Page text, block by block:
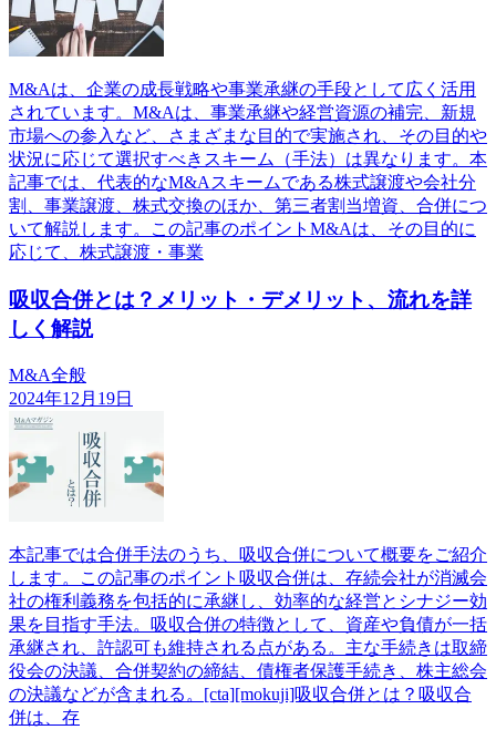
M&Aは、企業の成長戦略や事業承継の手段として広く活用
されています。M&Aは、事業承継や経営資源の補完、新規
市場への参入など、さまざまな目的で実施され、その目的や
状況に応じて選択すべきスキーム（手法）は異なります。本
記事では、代表的なM&Aスキームである株式譲渡や会社分
割、事業譲渡、株式交換のほか、第三者割当増資、合併につ
いて解説します。この記事のポイントM&Aは、その目的に
応じて、株式譲渡・事業
吸収合併とは？メリット・デメリット、流れを詳
しく解説
M&A全般
2024年12月19日
本記事では合併手法のうち、吸収合併について概要をご紹介
します。この記事のポイント吸収合併は、存続会社が消滅会
社の権利義務を包括的に承継し、効率的な経営とシナジー効
果を目指す手法。吸収合併の特徴として、資産や負債が一括
承継され、許認可も維持される点がある。主な手続きは取締
役会の決議、合併契約の締結、債権者保護手続き、株主総会
の決議などが含まれる。[cta][mokuji]吸収合併とは？吸収合
併は、存